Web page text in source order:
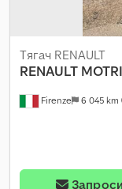
Firenze 6 045 km
Тягач RENAULT
RENAULT